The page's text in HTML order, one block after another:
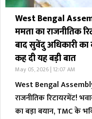
West Bengal
ममता का राजनीतिक
बाद सुवेंदु अधिकारी
कह दी यह बड़ी बात
May 05, 2026 | 12:07 AM
West Bengal
राजनीतिक रिटायरमेंट!
का बड़ा बयान, TMC के